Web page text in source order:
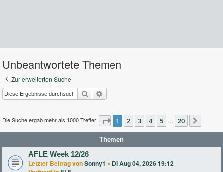
Unbeantwortete Themen
Zur erweiterten Suche
Suche
Die Suche ergab mehr als 1000 Treffer Seite1 von 20
1 2 3 4 5 … 20
Themen
AFLE Week 12/26
Letzter Beitrag vonSonny1 « Di Aug 04, 2026 19:12